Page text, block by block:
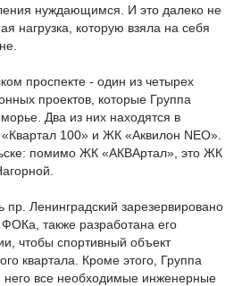
нуждающимся. И это далеко не
нагрузка, которую взяла на себя
проспекте - один из четырех
проектов, которые Группа
Два из них находятся в
100» и ЖК «Аквилон NEO».
помимо ЖК «АКВАртал», это ЖК
пр. Ленинградский зарезервировано
также разработана его
чтобы спортивный объект
квартала. Кроме этого, Группа
него все необходимые инженерные